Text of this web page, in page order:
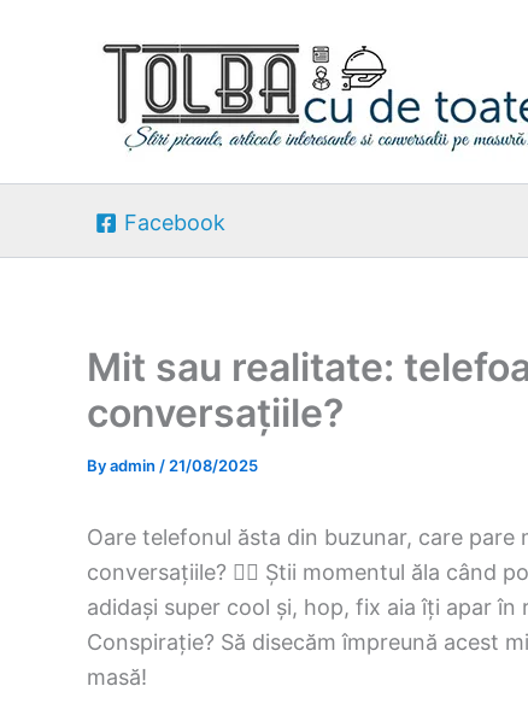
Facebook
Mit sau realitate:
conversațiile?
Byadmin / 21/08/2025
Oare telefonul ăsta din buzunar, care
conversațiile? 🕵️‍♂️ Știi momentul ăla când
adidași super cool și, hop, fix aia îți apar
Conspirație? Să disecăm împreună acest
masă!